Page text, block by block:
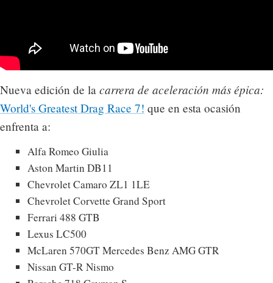
Nueva edición de la carrera de aceleración más épica:
World's Greatest Drag Race 7! que en esta ocasión
enfrenta a:
Alfa Romeo Giulia
Aston Martin DB11
Chevrolet Camaro ZL1 1LE
Chevrolet Corvette Grand Sport
Ferrari 488 GTB
Lexus LC500
McLaren 570GT Mercedes Benz AMG GTR
Nissan GT-R Nismo